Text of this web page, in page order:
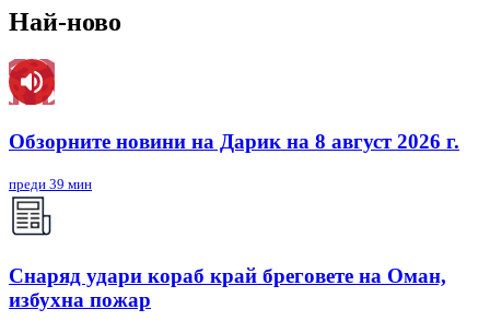
Най-ново
Обзорните новини на Дарик на 8 август 2026 г.
преди 39 мин
Снаряд удари кораб край бреговете на Оман,
избухна пожар